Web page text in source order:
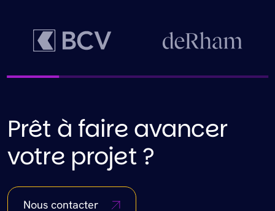
Prêt à faire avancer
votre projet ?
Nous contacter